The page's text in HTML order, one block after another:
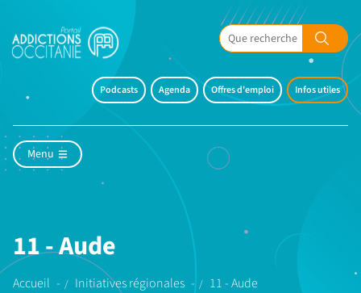
Podcasts Agenda Offres d'emploi Infos utiles
Menu
11 - Aude
Accueil Initiatives régionales 11 - Aude